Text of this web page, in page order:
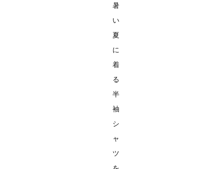
暑
い
夏
に
着
る
半
袖
シ
ャ
ツ